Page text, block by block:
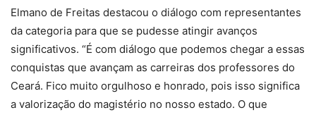
Elmano de Freitas destacou o diálogo com representantes
da categoria para que se pudesse atingir avanços
significativos. “É com diálogo que podemos chegar a essas
conquistas que avançam as carreiras dos professores do
Ceará. Fico muito orgulhoso e honrado, pois isso significa
a valorização do magistério no nosso estado. O que